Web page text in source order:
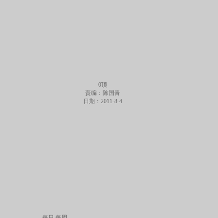
0顶
责编：陈国青
日期：2011-8-4